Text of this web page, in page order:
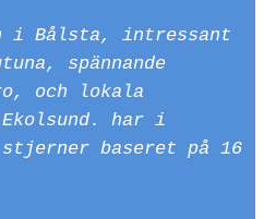
i Bålsta, intressant
spännande
och lokala
har i
stjerner baseret på 16